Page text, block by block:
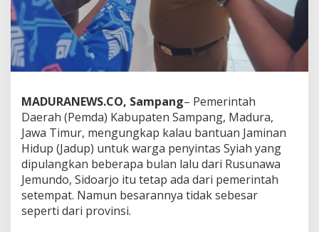
MADURANEWS.CO, Sampang– Pemerintah
Daerah (Pemda) Kabupaten Sampang, Madura,
Jawa Timur, mengungkap kalau bantuan Jaminan
Hidup (Jadup) untuk warga penyintas Syiah yang
dipulangkan beberapa bulan lalu dari Rusunawa
Jemundo, Sidoarjo itu tetap ada dari pemerintah
setempat. Namun besarannya tidak sebesar
seperti dari provinsi.